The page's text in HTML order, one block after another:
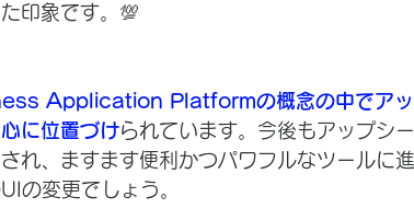
印象です。💯
Application Platformの概念の中でアッ
に位置づけられています。今後もアップシ
れ、ますます便利かつパワフルなツールに
の変更でしょう。